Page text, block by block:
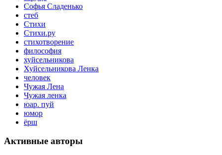
Софья Сладенько
стеб
Стихи
Стихи.ру
стихотворение
философия
хуйсельникова
Хуйсельникова Ленка
человек
Чужая Лена
Чужая ленка
юар. пуй
юмор
ёрш
Активные авторы